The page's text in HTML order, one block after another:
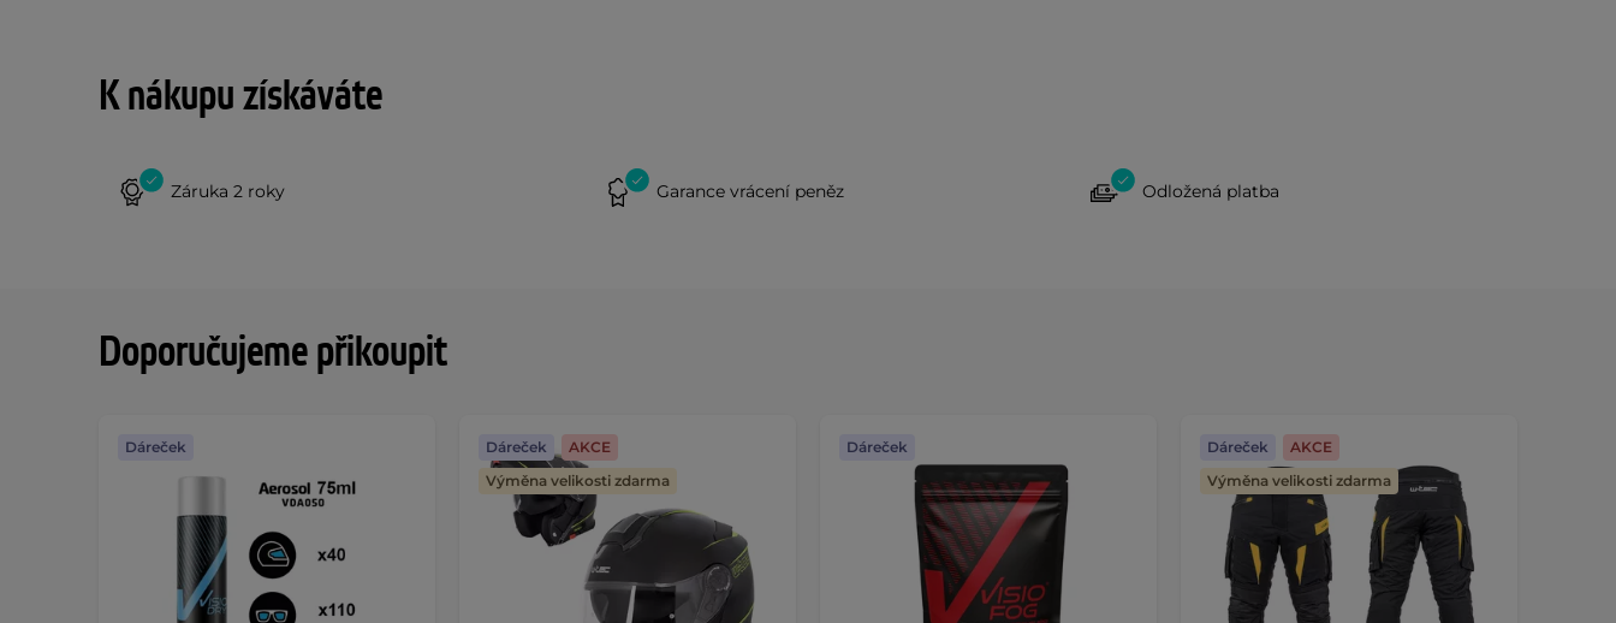
K nákupu získáváte
Záruka 2 roky Garance vrácení peněz Odložená platba
Doporučujeme přikoupit
Dáreček Dáreček
AKCE
Výměna velikosti zdarma
Dáreček Dáreček
AKCE
Výměna velikosti zdarma